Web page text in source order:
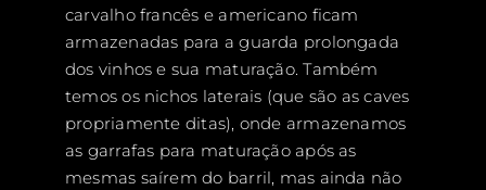
carvalho francês e americano ficam
armazenadas para a guarda prolongada
dos vinhos e sua maturação. Também
temos os nichos laterais (que são as caves
propriamente ditas), onde armazenamos
as garrafas para maturação após as
mesmas saírem do barril, mas ainda não